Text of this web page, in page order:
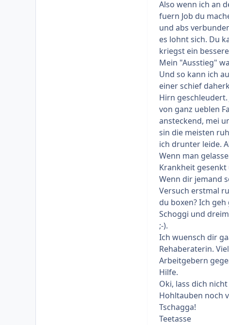
Also wenn ich an
fuern Job du
und abs
es lohnt sich. Du
kriegst ein
Mein "Ausstieg"
Und so kann ich
einer schief
Hirn
von ganz ueblen
ansteckend, mei
sin die meisten
ich drunter leide.
Wenn man
Krankheit gesenkt
Wenn dir jemand
Versuch erstmal
du boxen? Ich
Schoggi und
;-).
Ich wuensch dir
Rehaberaterin.
Arbeitgebern
Hilfe.
Oki, lass dich
Hohltauben noch
Tschagga!
Teetasse